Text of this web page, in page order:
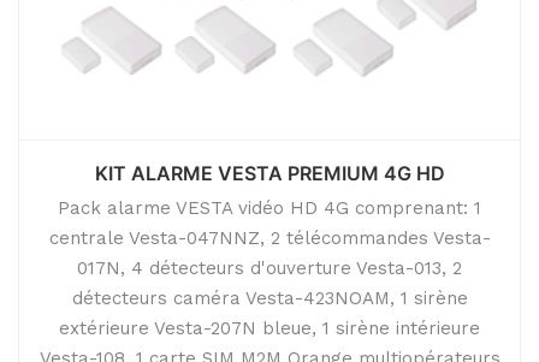
KIT ALARME VESTA PREMIUM 4G HD
Pack alarme VESTA vidéo HD 4G comprenant: 1
centrale Vesta-047NNZ, 2 télécommandes Vesta-
017N, 4 détecteurs d'ouverture Vesta-013, 2
détecteurs caméra Vesta-423NOAM, 1 sirène
extérieure Vesta-207N bleue, 1 sirène intérieure